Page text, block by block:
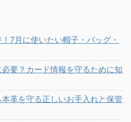
7月に使いたい帽子・バッグ・
要？カード情報を守るために知
革を守る正しいお手入れと保管